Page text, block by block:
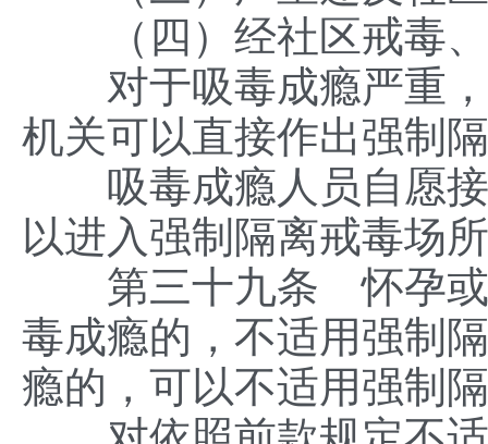
（四）经社区戒毒、
对于吸毒成瘾严重，
机关可以直接作出强制
吸毒成瘾人员自愿接
以进入强制隔离戒毒场
第三十九条 怀孕或
毒成瘾的，不适用强制
瘾的，可以不适用强制